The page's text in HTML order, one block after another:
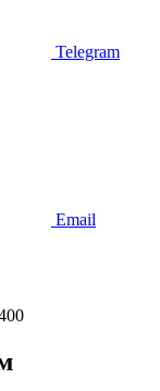
Telegram
Email